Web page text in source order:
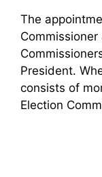
The
President.
consists of
Election